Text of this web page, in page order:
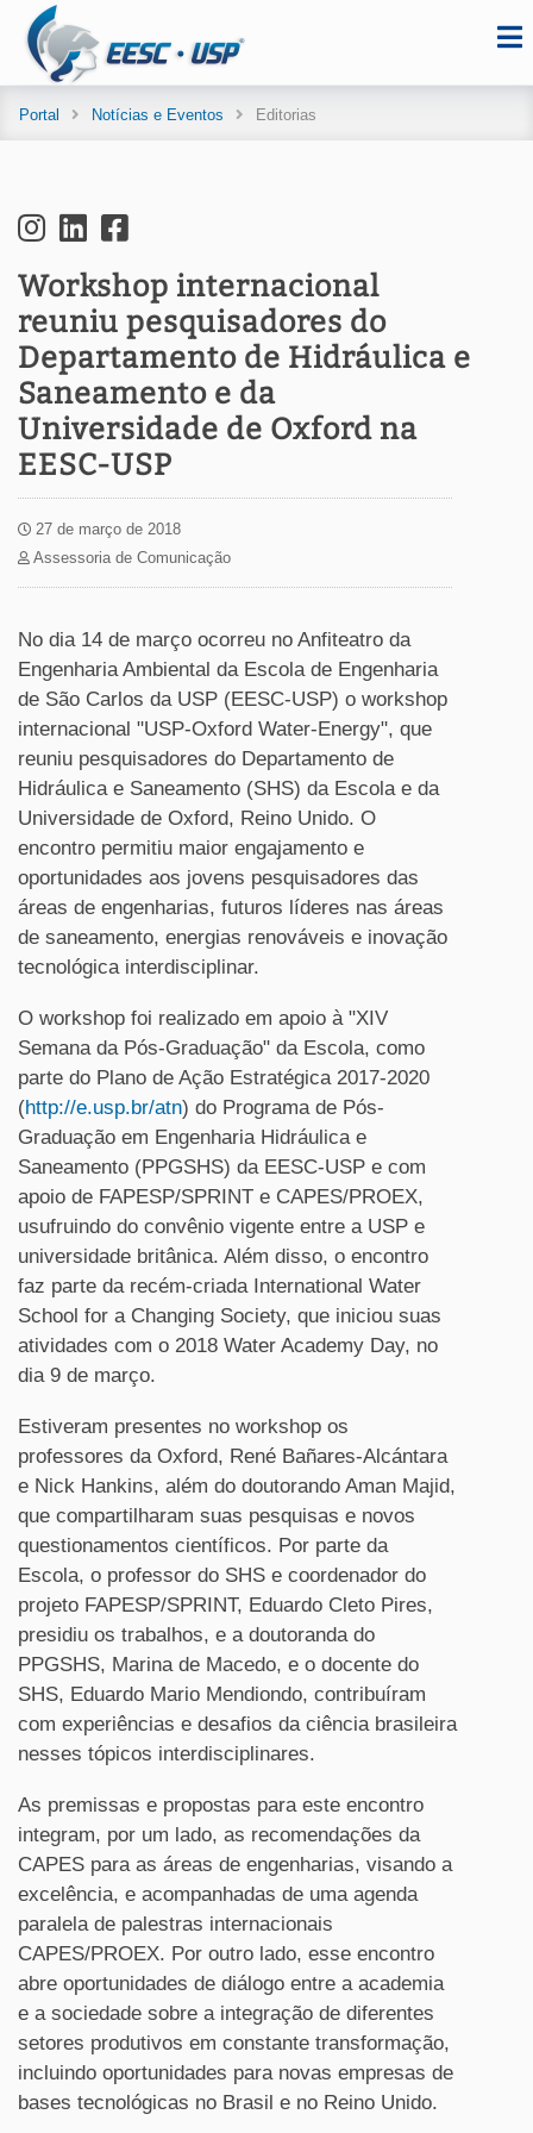
Portal Notícias e Eventos Editorias
Workshop internacional
reuniu pesquisadores do
Departamento de Hidráulica e
Saneamento e da
Universidade de Oxford na
EESC-USP
27 de março de 2018
Assessoria de Comunicação
No dia 14 de março ocorreu no Anfiteatro da
Engenharia Ambiental da Escola de Engenharia
de São Carlos da USP (EESC-USP) o workshop
internacional "USP-Oxford Water-Energy", que
reuniu pesquisadores do Departamento de
Hidráulica e Saneamento (SHS) da Escola e da
Universidade de Oxford, Reino Unido. O
encontro permitiu maior engajamento e
oportunidades aos jovens pesquisadores das
áreas de engenharias, futuros líderes nas áreas
de saneamento, energias renováveis e inovação
tecnológica interdisciplinar.
O workshop foi realizado em apoio à "XIV
Semana da Pós-Graduação" da Escola, como
parte do Plano de Ação Estratégica 2017-2020
(http://e.usp.br/atn) do Programa de Pós-
Graduação em Engenharia Hidráulica e
Saneamento (PPGSHS) da EESC-USP e com
apoio de FAPESP/SPRINT e CAPES/PROEX,
usufruindo do convênio vigente entre a USP e
universidade britânica. Além disso, o encontro
faz parte da recém-criada International Water
School for a Changing Society, que iniciou suas
atividades com o 2018 Water Academy Day, no
dia 9 de março.
Estiveram presentes no workshop os
professores da Oxford, René Bañares-Alcántara
e Nick Hankins, além do doutorando Aman Majid,
que compartilharam suas pesquisas e novos
questionamentos científicos. Por parte da
Escola, o professor do SHS e coordenador do
projeto FAPESP/SPRINT, Eduardo Cleto Pires,
presidiu os trabalhos, e a doutoranda do
PPGSHS, Marina de Macedo, e o docente do
SHS, Eduardo Mario Mendiondo, contribuíram
com experiências e desafios da ciência brasileira
nesses tópicos interdisciplinares.
As premissas e propostas para este encontro
integram, por um lado, as recomendações da
CAPES para as áreas de engenharias, visando a
excelência, e acompanhadas de uma agenda
paralela de palestras internacionais
CAPES/PROEX. Por outro lado, esse encontro
abre oportunidades de diálogo entre a academia
e a sociedade sobre a integração de diferentes
setores produtivos em constante transformação,
incluindo oportunidades para novas empresas de
bases tecnológicas no Brasil e no Reino Unido.